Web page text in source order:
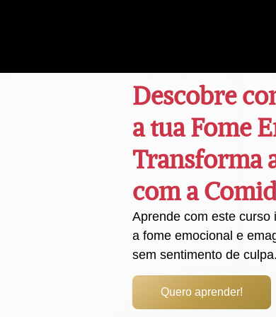
Descobre
a tua Fome
Transforma
com a
Aprende com este curso
a fome emocional e
sem sentimento de culpa.
Quero aprender!